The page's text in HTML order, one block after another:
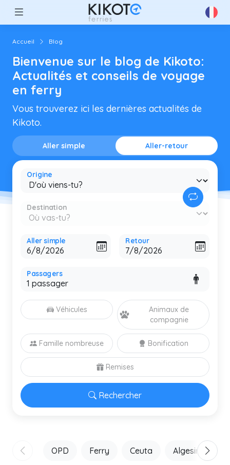
Aller simple Aller-retour
Origine
Destination
Aller simple Retour
Passagers
Rechercher
Véhicules
Animaux de
compagnie
Famille nombreuse Bonification
Remises
Accueil Blog
Bienvenue sur le blog de Kikoto:
Actualités et conseils de voyage
en ferry
Vous trouverez ici les dernières actualités de
Kikoto.
OPD Ferry Ceuta Algesiras